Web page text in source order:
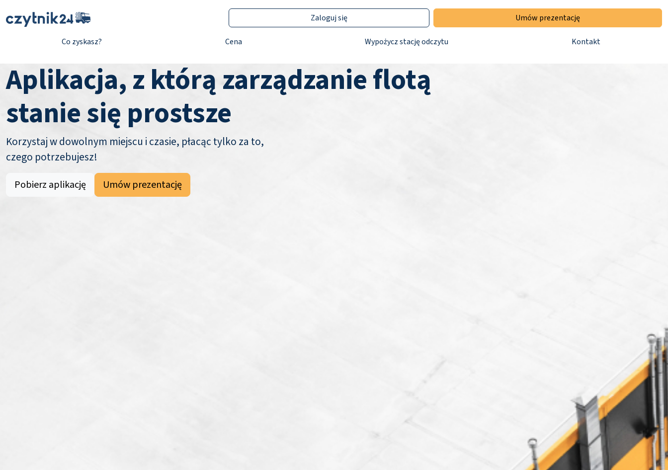
Co zyskasz? Cena Wypożycz stację odczytu Kontakt
Zaloguj się Umów prezentację
Aplikacja, z którą zarządzanie flotą
stanie się prostsze
Korzystaj w dowolnym miejscu i czasie, płacąc tylko za to,
czego potrzebujesz!
Pobierz aplikację Umów prezentację